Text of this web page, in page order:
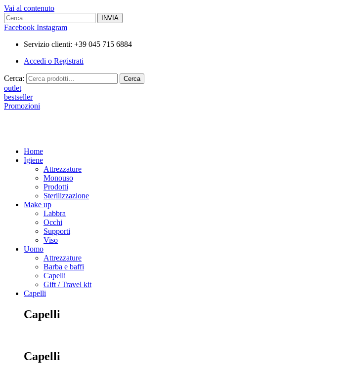
Vai al contenuto
Facebook Instagram
Servizio clienti: +39 045 715 6884
Accedi o Registrati
Cerca: Cerca
outlet
bestseller
Promozioni
Home
Igiene
Attrezzature
Monouso
Prodotti
Sterilizzazione
Make up
Labbra
Occhi
Supporti
Viso
Uomo
Attrezzature
Barba e baffi
Capelli
Gift / Travel kit
Capelli
Capelli
Capelli